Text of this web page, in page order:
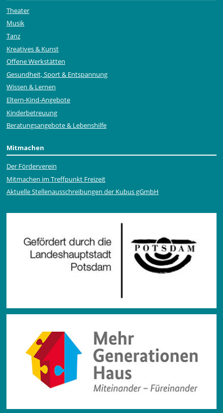
Theater
Musik
Tanz
Kreatives & Kunst
Offene Werkstätten
Gesundheit, Sport & Entspannung
Wissen & Lernen
Eltern-Kind-Angebote
Kinderbetreuung
Beratungsangebote & Lebenshilfe
Mitmachen
Der Förderverein
Mitmachen im Treffpunkt Freizeit
Aktuelle Stellen­ausschrei­bungen der Kubus gGmbH